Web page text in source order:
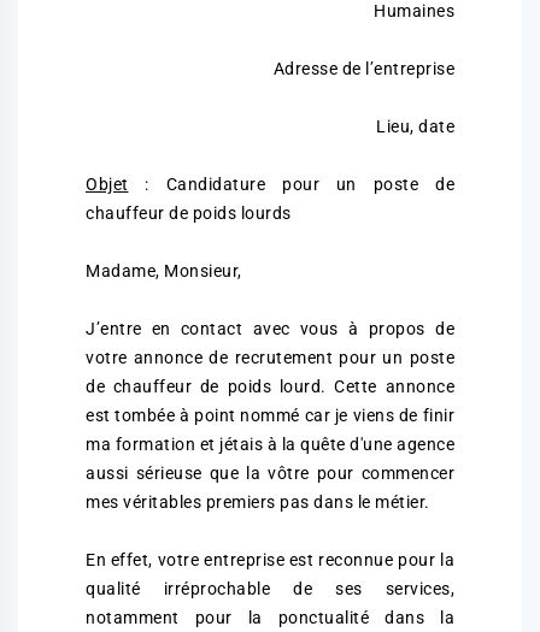
Humaines
Adresse de l’entreprise
Lieu, date
Objet : Candidature pour un poste de
chauffeur de poids lourds
Madame, Monsieur,
J’entre en contact avec vous à propos de
votre annonce de recrutement pour un poste
de chauffeur de poids lourd. Cette annonce
est tombée à point nommé car je viens de finir
ma formation et jétais à la quête d'une agence
aussi sérieuse que la vôtre pour commencer
mes véritables premiers pas dans le métier.
En effet, votre entreprise est reconnue pour la
qualité irréprochable de ses services,
notamment pour la ponctualité dans la